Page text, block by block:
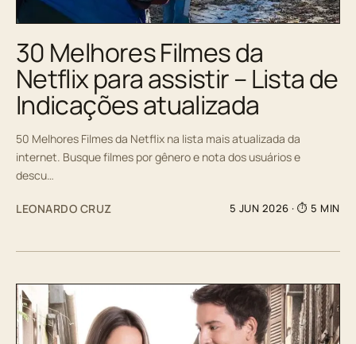
30 Melhores Filmes da
Netflix para assistir – Lista de
Indicações atualizada
50 Melhores Filmes da Netflix na lista mais atualizada da
internet. Busque filmes por gênero e nota dos usuários e
descu…
LEONARDO CRUZ 5 JUN 2026 · ⏱ 5 MIN